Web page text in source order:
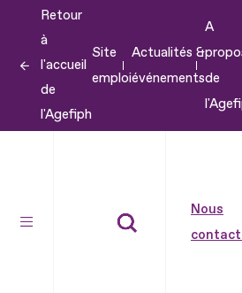
contenu
Retour
à
l'accueil
de
l'Agefiph
Site
emploi
Actualités &
événements
A
de
Nous